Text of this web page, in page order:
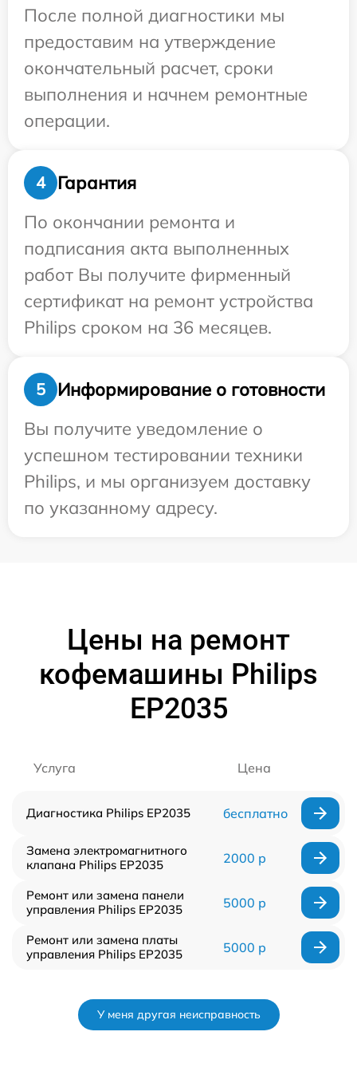
После полной диагностики мы
предоставим на утверждение
окончательный расчет, сроки
выполнения и начнем ремонтные
операции.
4
Гарантия
По окончании ремонта и
подписания акта выполненных
работ Вы получите фирменный
сертификат на ремонт устройства
Philips сроком на 36 месяцев.
5
Информирование о готовности
Вы получите уведомление о
успешном тестировании техники
Philips, и мы организуем доставку
по указанному адресу.
Цены на ремонт
кофемашины Philips
EP2035
Услуга Цена
Диагностика Philips EP2035 бесплатно
Замена электромагнитного
клапана Philips EP2035
2000 р
Ремонт или замена панели
управления Philips EP2035
5000 р
Ремонт или замена платы
управления Philips EP2035
5000 р
У меня другая неисправность